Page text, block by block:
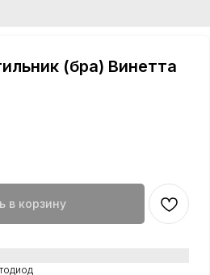
(бра) Винетта
в корзину